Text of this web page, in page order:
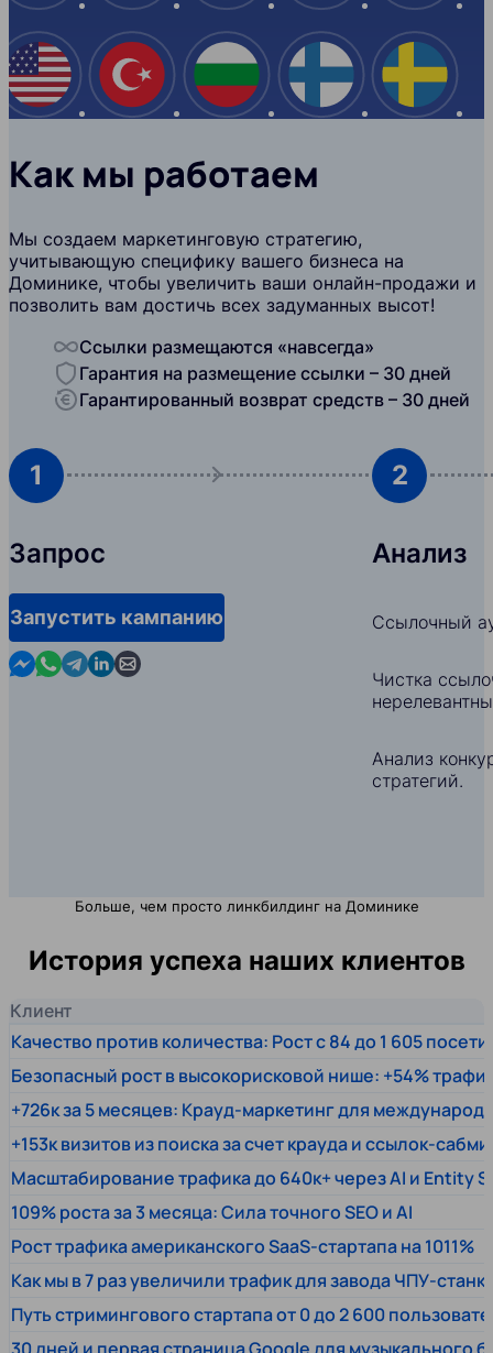
США Турция Болгария Финляндия
Как мы работаем
Мы создаем маркетинговую стратегию,
учитывающую специфику вашего бизнеса на
Доминике, чтобы увеличить ваши онлайн-продажи и
позволить вам достичь всех задуманных высот!
Ссылки размещаются «навсегда»
Гарантия на размещение ссылки – 30 дней
Гарантированный возврат средств – 30 дней
1
Запрос
Запустить кампанию
Contact us in Messenger
Contact us in WhatsApp
Contact us in Telegram
Contact us in Linkedin
Contact us by email
2
Анализ
Ссылочный
Чистка
Анализ
стратегий.
Больше, чем просто линкбилдинг на Доминике
История успеха наших клиентов
Клиент
Качество против количества: Рост с 84 до 1 605
Безопасный рост в высокорисковой нише: +54%
+726к за 5 месяцев: Крауд-маркетинг для
+153к визитов из поиска за счет крауда и ссылок-
Масштабирование трафика до 640к+ через AI и Entity
109% роста за 3 месяца: Сила точного SEO и AI
Рост трафика американского SaaS-стартапа на 1011%
Как мы в 7 раз увеличили трафик для завода ЧПУ-
Путь стримингового стартапа от 0 до 2 600